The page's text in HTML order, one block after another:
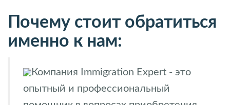
Почему стоит обратиться
именно к нам:
Компания Immigration Expert - это
опытный и профессиональный